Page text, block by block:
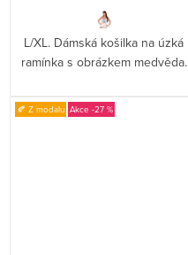
L/XL. Dámská košilka na úzká
ramínka s obrázkem medvěda.
🍂 Z modalu -27 %